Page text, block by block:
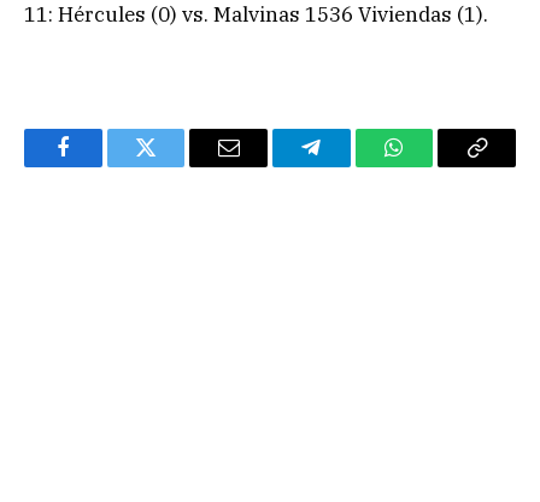
11: Hércules (0) vs. Malvinas 1536 Viviendas (1).
FacebookTwitter Email TelegramWhatsAppCopy